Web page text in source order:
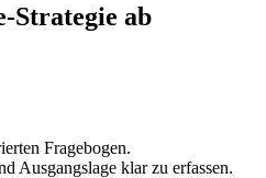
Strategie ab
Fragebogen.
Ausgangslage klar zu erfassen.